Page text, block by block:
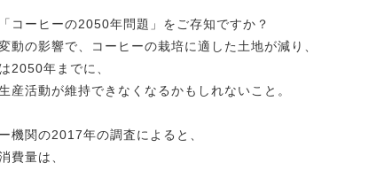
コーヒーの2050年問題」をご存知ですか？
動の影響で、コーヒーの栽培に適した土地が減り、
2050年までに、
産活動が維持できなくなるかもしれないこと。
機関の2017年の調査によると、
費量は、